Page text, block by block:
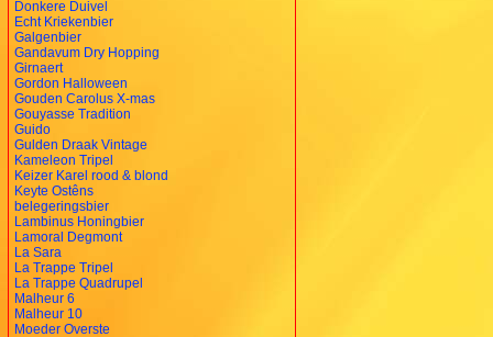
Donkere Duivel
Echt Kriekenbier
Galgenbier
Gandavum Dry Hopping
Girnaert
Gordon Halloween
Gouden Carolus X-mas
Gouyasse Tradition
Guido
Gulden Draak Vintage
Kameleon Tripel
Keizer Karel rood & blond
Keyte Ostêns
belegeringsbier
Lambinus Honingbier
Lamoral Degmont
La Sara
La Trappe Tripel
La Trappe Quadrupel
Malheur 6
Malheur 10
Moeder Overste